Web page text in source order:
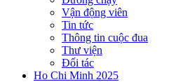
Vận động viên
Tin tức
Thông tin cuộc đua
Thư viện
Đối tác
Ho Chi Minh 2025